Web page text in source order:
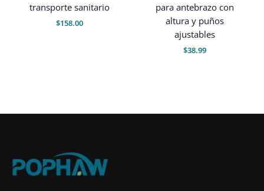
transporte sanitario
$158.00
para antebrazo con
altura y puños
ajustables
$38.99